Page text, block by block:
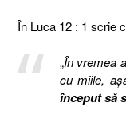
În Luca 12 : 1 scrie
„În vremea
cu miile,
început să